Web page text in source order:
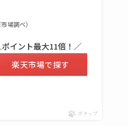
場調べ）
イント最大11倍！／
楽天市場で探す
ポチップ